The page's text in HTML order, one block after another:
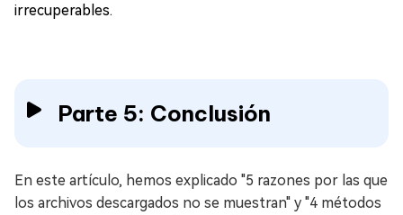
irrecuperables.
Parte 5: Conclusión
En este artículo, hemos explicado "5 razones por las que
los archivos descargados no se muestran" y "4 métodos